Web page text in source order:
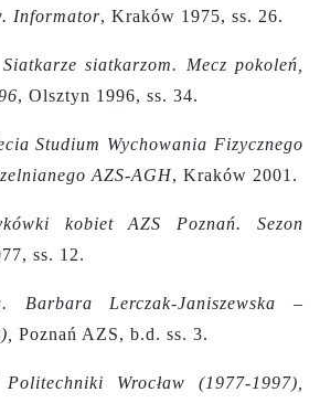
Informator, Kraków 1975, ss. 26.
siatkarzom. Mecz pokoleń,
, Olsztyn 1996, ss. 34.
Studium Wychowania Fizycznego
AZS-AGH, Kraków 2001.
kobiet AZS Poznań. Sezon
ss. 12.
Barbara Lerczak-Janiszewska –
Poznań AZS, b.d. ss. 3.
Wrocław (1977-1997),